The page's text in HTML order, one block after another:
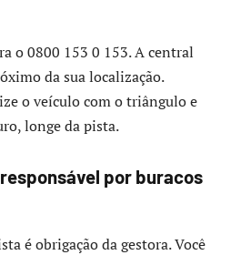
o 0800 153 0 153. A central
da sua localização.
o veículo com o triângulo e
longe da pista.
por buracos
é obrigação da gestora. Você